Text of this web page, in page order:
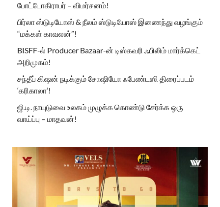
போட்டோகிராபர் – விமர்சனம்!
பிர்லா ஸ்டுடியோஸ் & நீலம் ஸ்டுடியோஸ் இணைந்து வழங்கும்
“மக்கள் காவலன்”!
BISFF-ல் Producer Bazaar-ன் டிஸ்கவரி ஃபிலிம் மார்க்கெட்
அறிமுகம்!
சந்தீப் கிஷன் நடிக்கும் சோஷியோ ஃபேண்டஸி திரைப்படம்
‘கரிகாலா’!
ஜி.டி. நாயுடுவை உலகம் முழுக்க கொண்டு சேர்க்க ஒரு
வாய்ப்பு – மாதவன்!